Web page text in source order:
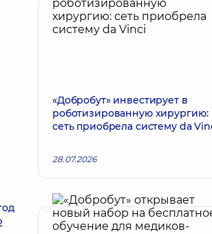
«Добробут» инвестирует в
роботизированную хирургию:
сеть приобрела систему da
28.07.2026